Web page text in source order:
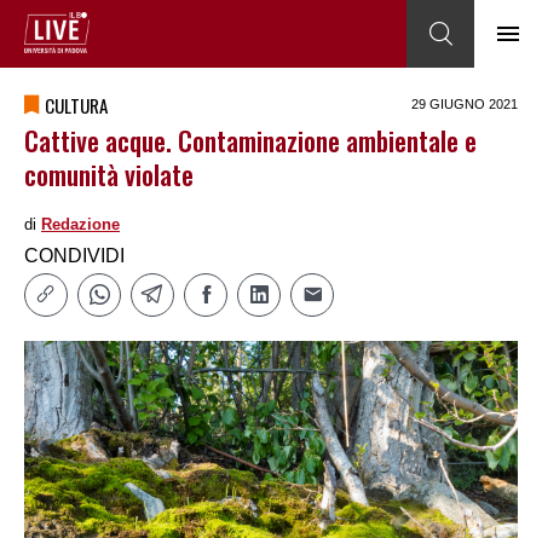
CULTURA 29 GIUGNO 2021
Cattive acque. Contaminazione ambientale e
comunità violate
di Redazione
CONDIVIDI